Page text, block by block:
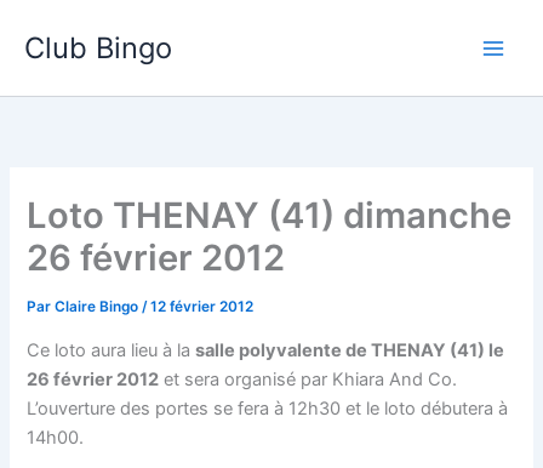
Club Bingo
Loto THENAY (41) dimanche
26 février 2012
ParClaire Bingo/12 février 2012
Ce loto aura lieu à lasalle polyvalente de THENAY (41) le
26 février 2012 et sera organisé par Khiara And Co.
L’ouverture des portes se fera à 12h30 et le loto débutera à
14h00.